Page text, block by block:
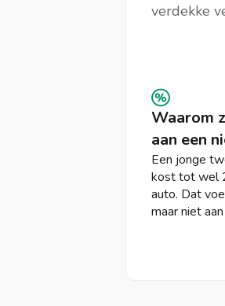
verdekke
Waarom
aan een
Een jonge
kost tot wel
auto. Dat
maar niet